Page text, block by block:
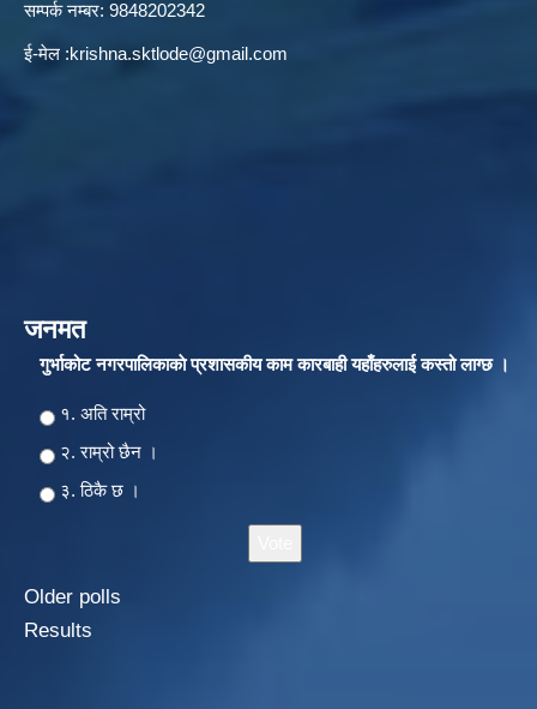
सम्पर्क नम्बर: 9848202342
ई-मेल :krishna.sktlode@gmail.com
जनमत
गुर्भाकोट नगरपालिकाकाे प्रशासकीय काम कारबाही यहाँहरुलाई कस्तो लाग्छ ।
Choices
१. अति राम्रो
२‍‍. राम्रो छैन ।
३. ठिकै छ ।
Older polls
Results